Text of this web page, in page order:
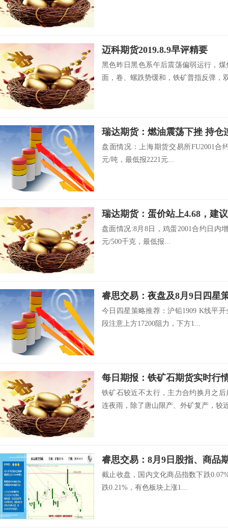
迈科期货2019.8.9早评精要
黑色昨日黑色系午后震荡偏弱运行，
面，卷、螺跌势缓和，铁矿普指反弹，
瑞达期货：燃油震荡下挫 持仓
盘面情况：上海期货交易所FU2001合
元/吨，最低报2221元...
瑞达期货：蛋价站上4.68，建
盘面情况:8月8日，鸡蛋2001合约日内
元/500千克，最低报...
睿思交易：夜盘及8月9日四星
今日四星策略推荐：沪铅1909 K线平
段注意上方17200阻力，下方1...
铁矿石较近不太行，主力合约换月之
连夜雨，除了唐山限产、外矿复产，较
睿思交易：8月9日股指、商品
截止收盘，国内文化商品指数下跌
跌0.21%，有色板块上涨1...